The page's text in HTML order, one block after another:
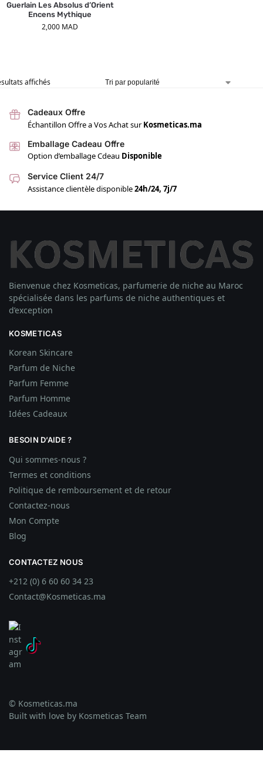
Guerlain Les Absolus d’Orient
Encens Mythique
2,000 MAD
affichés
Cadeaux Offre
Échantillon Offre a Vos Achat surKosmeticas.ma
Emballage Cadeau Offre
Option d’emballage Cdeau Disponible
Service Client 24/7
Assistance clientèle disponible24h/24, 7j/7
Bienvenue chez Kosmeticas, parfumerie de niche au Maroc
spécialisée dans les parfums de niche authentiques et
d’exception
KOSMETICAS
Korean Skincare
Parfum de Niche
Parfum Femme
Parfum Homme
Idées Cadeaux
BESOIN D’AIDE ?
Qui sommes-nous ?
Termes et conditions
Politique de remboursement et de retour
Contactez-nous
Mon Compte
Blog
CONTACTEZ NOUS
+212 (0) 6 60 60 34 23
Contact@Kosmeticas.ma
© Kosmeticas.ma
Built with love by Kosmeticas Team